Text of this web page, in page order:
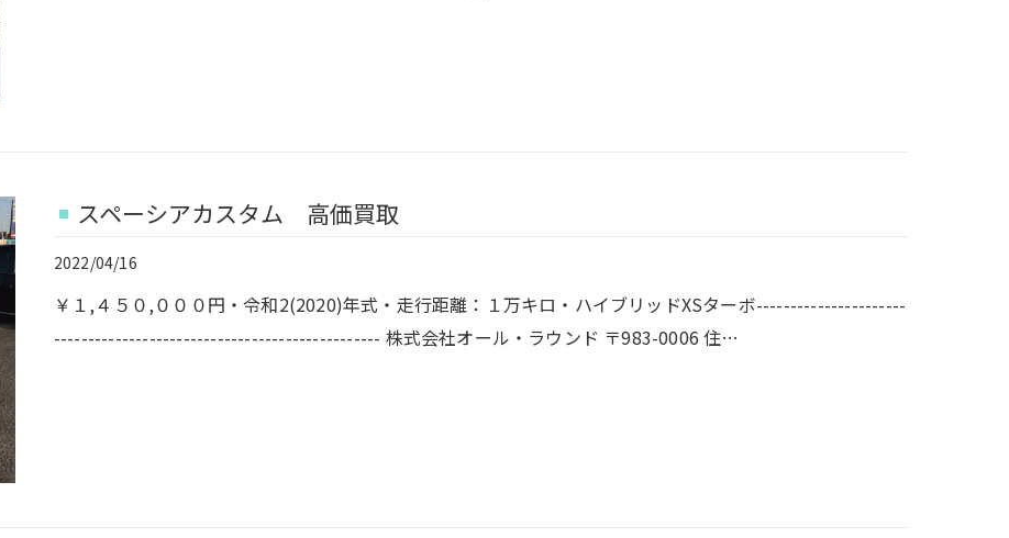
スペーシアカスタム 高価買取
2022/04/16
￥１,４５０,０００円・令和2(2020)年式・走行距離：１万キロ・ハイブリッドXSターボ----------------------
------------------------------------------------ 株式会社オール・ラウンド 〒983-0006 住…